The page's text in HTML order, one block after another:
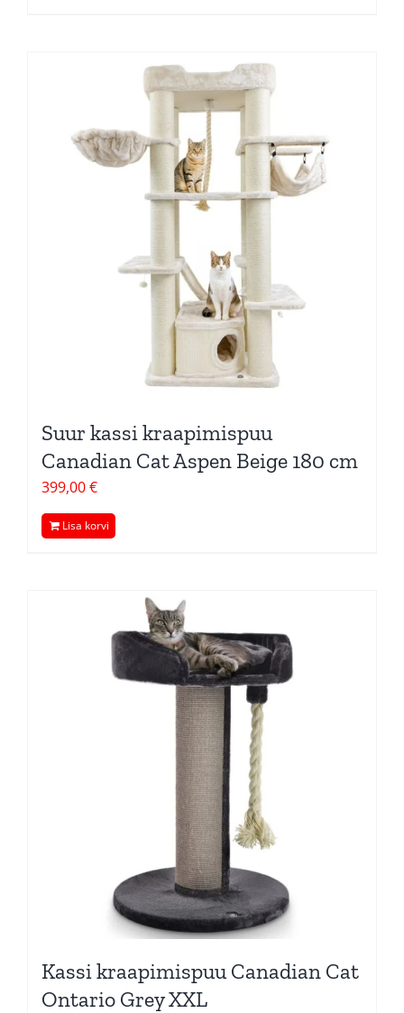
Suur kassi kraapimispuu
Canadian Cat Aspen Beige 180 cm
399,00€
Lisa korvi
Kassi kraapimispuu Canadian Cat
Ontario Grey XXL